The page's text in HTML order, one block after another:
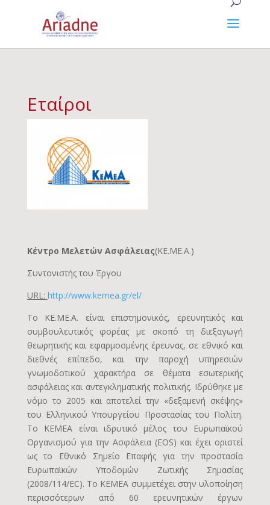
Εταίροι
Κέντρο Μελετών Ασφάλειας(ΚΕ.ΜΕ.Α.)
Συντονιστής του Έργου
URL: http://www.kemea.gr/el/
Το ΚΕ.ΜΕ.Α. είναι επιστημονικός, ερευνητικός και
συμβουλευτικός φορέας με σκοπό τη διεξαγωγή
θεωρητικής και εφαρμοσμένης έρευνας, σε εθνικό και
διεθνές επίπεδο, και την παροχή υπηρεσιών
γνωμοδοτικού χαρακτήρα σε θέματα εσωτερικής
ασφάλειας και αντεγκληματικής πολιτικής. Ιδρύθηκε με
νόμο το 2005 και αποτελεί την «δεξαμενή σκέψης»
του Ελληνικού Υπουργείου Προστασίας του Πολίτη.
Το ΚΕΜΕΑ είναι ιδρυτικό μέλος του Ευρωπαϊκού
Οργανισμού για την Ασφάλεια (EOS) και έχει οριστεί
ως το Εθνικό Σημείο Επαφής για την προστασία
Ευρωπαϊκών Υποδομών Ζωτικής Σημασίας
(2008/114/EC). Το ΚΕΜΕΑ συμμετέχει στην υλοποίηση
περισσότερων από 60 ερευνητικών έργων